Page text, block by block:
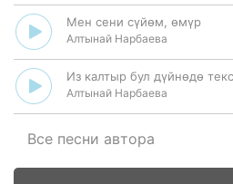
Мен сени сүйөм, өмүр
Алтынай Нарбаева
Из калтыр бул дүйнөдө
Алтынай Нарбаева
Все песни автора